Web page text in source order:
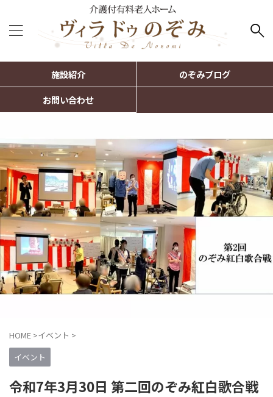
施設紹介
のぞみブログ
お問い合わせ
HOME >イベント >
イベント
令和7年3月30日 第二回のぞみ紅白歌合戦